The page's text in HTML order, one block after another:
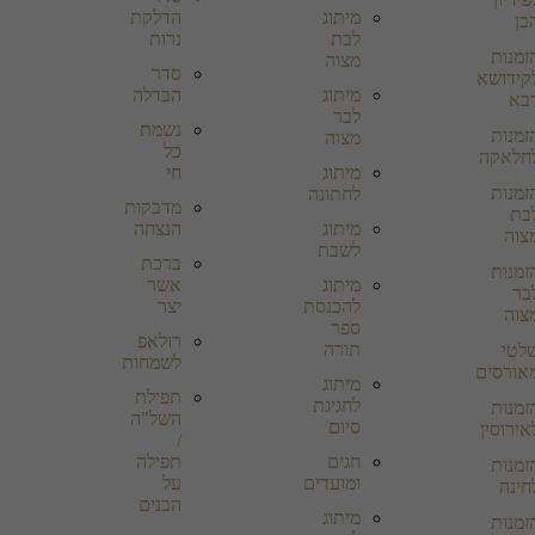
מיתוג
לבת
מצוה
מיתוג
לבר
מצוה
מיתוג
לחתונה
מיתוג
לשבת
מיתוג
להכנסת
ספר
תורה
מיתוג
לחגיגת
סיום
חגים
ומועדים
מיתוג
הדלקת
נרות
סדר
הבדלה
נשמת
כל
חי
מדבקות
הנצחה
ברכת
אשר
יצר
רולאפ
לשמחות
תפילת
השל"ה
/
תפילה
על
הבנים